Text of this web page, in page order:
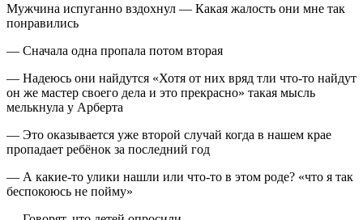
Мужчина испуганно вздохнул — Какая жалость они мне так
понравились
— Сначала одна пропала потом вторая
— Надеюсь они найдутся «Хотя от них вряд тли что-то найдут
он же мастер своего дела и это прекрасно» такая мысль
мелькнула у Арберта
— Это оказывается уже второй случай когда в нашем крае
пропадает ребёнок за последний год
— А какие-то улики нашли или что-то в этом роде? «что я так
беспокоюсь не пойму»